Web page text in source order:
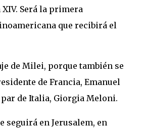
XIV. Será la primera
que recibirá el
de Milei, porque también se
de Francia, Emanuel
de Italia, Giorgia Meloni.
seguirá en Jerusalem, en